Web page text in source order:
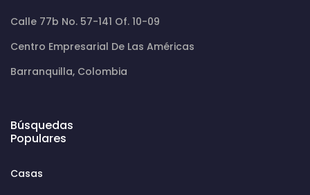
Calle 77b No. 57-141 Of. 10-09
Centro Empresarial De Las Américas
Barranquilla, Colombia
Búsquedas
Populares
Casas